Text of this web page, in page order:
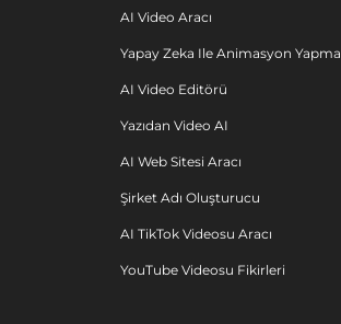
AI Video Aracı
Yapay Zeka Ile Animasyon Yapma
AI Video Editörü
Yazıdan Video AI
AI Web Sitesi Aracı
Şirket Adı Oluşturucu
AI TikTok Videosu Aracı
YouTube Videosu Fikirleri